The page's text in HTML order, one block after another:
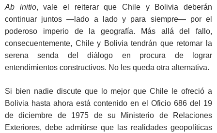
Ab initio, vale el reiterar que Chile y Bolivia deberán
continuar juntos —lado a lado y para siempre— por el
poderoso imperio de la geografía. Más allá del fallo,
consecuentemente, Chile y Bolivia tendrán que retomar la
serena senda del diálogo en procura de lograr
entendimientos constructivos. No les queda otra alternativa.
Si bien nadie discute que lo mejor que Chile le ofreció a
Bolivia hasta ahora está contenido en el Oficio 686 del 19
de diciembre de 1975 de su Ministerio de Relaciones
Exteriores, debe admitirse que las realidades geopolíticas